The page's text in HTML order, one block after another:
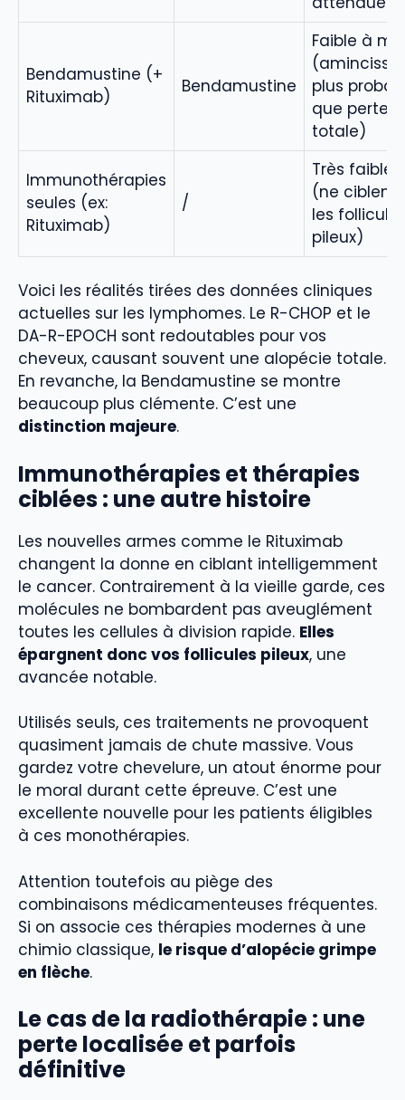
Bendamustine (+
Rituximab)
Bendamustine
Faible à
plus
que perte
totale)
Immunothérapies
seules (ex:
Rituximab)
/
Très faible
(ne ciblent
les
pileux)
Voici les réalités tirées des données cliniques
actuelles sur les lymphomes. Le R-CHOP et le
DA-R-EPOCH sont redoutables pour vos
cheveux, causant souvent une alopécie totale.
En revanche, la Bendamustine se montre
beaucoup plus clémente. C’est une
distinction majeure.
Immunothérapies et thérapies
ciblées : une autre histoire
Les nouvelles armes comme le Rituximab
changent la donne en ciblant intelligemment
le cancer. Contrairement à la vieille garde, ces
molécules ne bombardent pas aveuglément
toutes les cellules à division rapide. Elles
épargnent donc vos follicules pileux, une
avancée notable.
Utilisés seuls, ces traitements ne provoquent
quasiment jamais de chute massive. Vous
gardez votre chevelure, un atout énorme pour
le moral durant cette épreuve. C’est une
excellente nouvelle pour les patients éligibles
à ces monothérapies.
Attention toutefois au piège des
combinaisons médicamenteuses fréquentes.
Si on associe ces thérapies modernes à une
chimio classique, le risque d’alopécie grimpe
en flèche.
Le cas de la radiothérapie : une
perte localisée et parfois
définitive